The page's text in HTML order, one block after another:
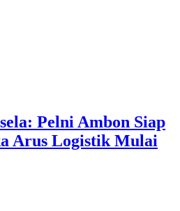
Pelni Ambon Siap
Arus Logistik Mulai